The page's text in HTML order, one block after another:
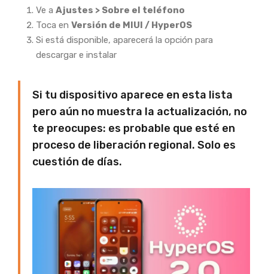
Ve a Ajustes > Sobre el teléfono
Toca en Versión de MIUI / HyperOS
Si está disponible, aparecerá la opción para
descargar e instalar
Si tu dispositivo aparece en esta lista
pero aún no muestra la actualización, no
te preocupes: es probable que esté en
proceso de liberación regional. Solo es
cuestión de días.